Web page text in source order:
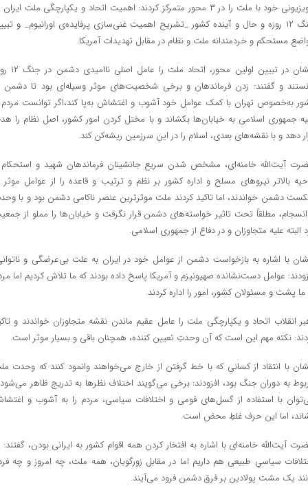
تلویزیونی خود با ملت را در ۳ محور متمرکز کردند: اهمیت اتحاد و یکپارچگی ملت
جنگ ۱۲ روزه و حال و آینده کشور _تشریح اهمیت غنی‌سازی پرفایده‌ی اورانیوم_ و
مستحکم و خردمندانه ملت و نظام در مقابل تهدیدات آمریکا.
ایشان در تبیین اولین
و گفتند: زدن فرماندهان و برخی شخصیت‌های موثر وسیله‌ای بود تا دشمن
به‌خصوص تهران با کمک عوامل خود آشوب و اغتشاش به‌پا کند،‌اگر توانست مردم
جمهوری اسلامی به خیابان‌ها بکشاند و با مختل کردن امور کشور، اصل نظام را
دهد و با نقشه‌های بعدی، اسلام را در این سرزمین ریشه‌کن کند.
آیت‌الله خامنه‌ای، مشخص شدن سریع جانشینان فرماندهان شهید و
بالاتر نیروهای مسلح و اداره کشور بر نظم و ترتیب و قاعده را از عوامل موثر
دشمن خواندند،‌ اما تاکید کردند ملت موثرترین عنصر ناکامی دشمن بود و با
مطلقاً تحت تاثیر خواسته‌های دشمن قرار نگرفت و خیابان‌ها را مملو از
البته علیه متجاوزان و در دفاع از جمهوری اسلامی.
با اشاره به بازخواست دشمن از عوامل خود در ایران به علت بی‌عرضگی و
عوامل دست‌نشانده صهیونیزم و آمریکا پاسخ داده بودند که ما تلاش کردیم اما
ما پشت و مسئولان کشور،‌ امور را اداره کردند.
انقلاب اتحاد و یکپارچگی ملت را عامل عقیم ماندن نقشه متجاوزان خواندند و
نکته مهم این است که آن وحدتِ تعیین کننده،‌ همچنان باقی و بسیار موثر است.
با انتقاد از کسانی که با خط گرفتن از خارج می‌خواهند وانمود کنند که وحدت
به دوران جنگ بود،‌ افزودند: برخی می‌گویند اختلاف نظرها به تدریج ظاهر
با استفاده از گسل‌های قومی و اختلافات سیاسی،‌ مردم را به آشوب و
اما این حرف غلطِ‌ محض است.
آیت‌الله خامنه‌ای با اشاره به افتخار کردن همه اقوام کشور به ایرانی بودن، گفتند:
سیاسیِ طبیعی هم داریم اما در مقابل زورگویان،‌ همه ملت، چه امروز و چه
یک مشت پولادین بر فرق دشمن فرود می‌آیند.